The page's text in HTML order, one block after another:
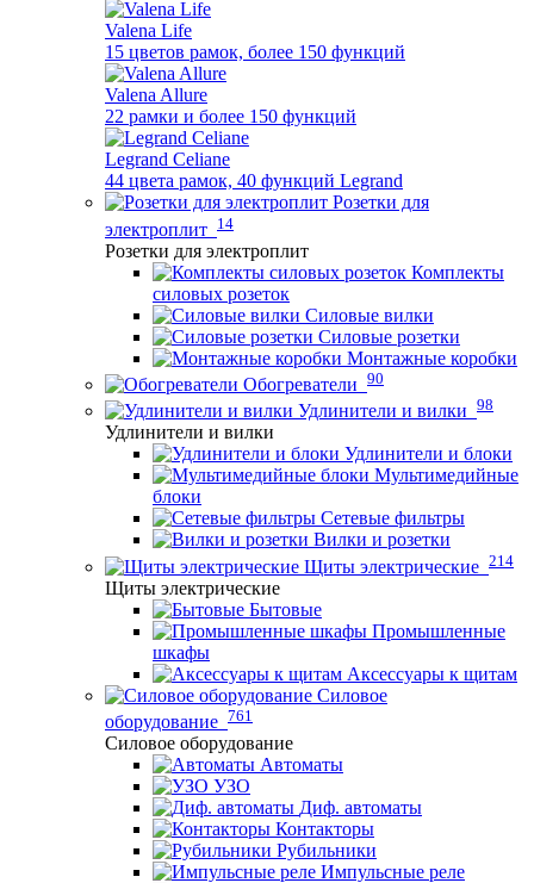
Valena Life
15 цветов рамок, более 150 функций
Valena Allure
22 рамки и более 150 функций
Legrand Celiane
44 цвета рамок, 40 функций Legrand
Розетки для
электроплит 14
Розетки для электроплит
Комплекты
силовых розеток
Силовые вилки
Силовые розетки
Монтажные коробки
Обогреватели 90
Удлинители и вилки 98
Удлинители и вилки
Удлинители и блоки
Мультимедийные
блоки
Сетевые фильтры
Вилки и розетки
Щиты электрические 214
Щиты электрические
Бытовые
Промышленные
шкафы
Аксессуары к щитам
Силовое
оборудование 761
Силовое оборудование
Автоматы
УЗО
Диф. автоматы
Контакторы
Рубильники
Импульсные реле